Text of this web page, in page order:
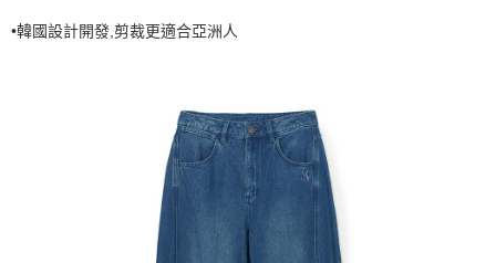
每筆NT$60，滿NT$499(含以上)免運費
每筆NT$80，滿NT$699(含以上)免運費
•韓國設計開發,剪裁更適合亞洲人